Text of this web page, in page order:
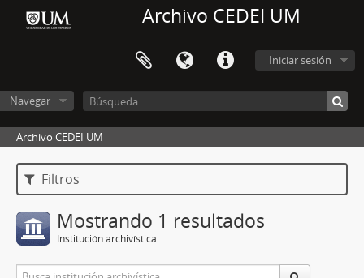
Archivo CEDEI UM
Iniciar sesión
Navegar
Archivo CEDEI UM
Filtros
Mostrando 1 resultados
Institución archivística